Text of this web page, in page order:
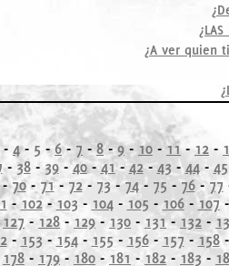
¿A ver quien
- 4-5 -6- 7 - 8-9- 10 - 11 - 12 -
- 38-39-40-41- 42- 43 -44- 45
70- 71- 72- 73 -74- 75 - 76-77
-102- 103 - 104- 105 - 106- 107
127 - 128 - 129 - 130 - 131- 132 -
- 153- 154- 155 - 156- 157 - 158-
178 - 179- 180 - 181 - 182 - 183 -